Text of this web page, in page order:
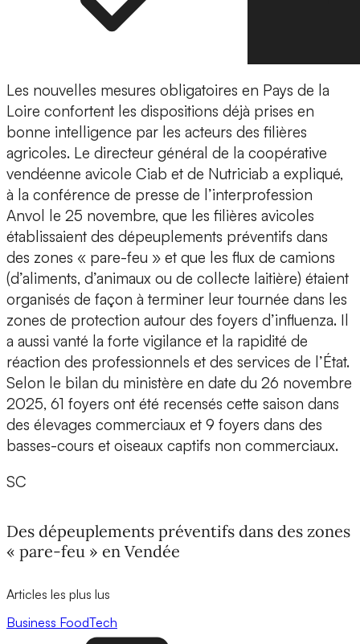
Les nouvelles mesures obligatoires en Pays de la
Loire confortent les dispositions déjà prises en
bonne intelligence par les acteurs des filières
agricoles. Le directeur général de la coopérative
vendéenne avicole Ciab et de Nutriciab a expliqué,
à la conférence de presse de l’interprofession
Anvol le 25 novembre, que les filières avicoles
établissaient des dépeuplements préventifs dans
des zones « pare-feu » et que les flux de camions
(d’aliments, d’animaux ou de collecte laitière) étaient
organisés de façon à terminer leur tournée dans les
zones de protection autour des foyers d’influenza. Il
a aussi vanté la forte vigilance et la rapidité de
réaction des professionnels et des services de l’État.
Selon le bilan du ministère en date du 26 novembre
2025, 61 foyers ont été recensés cette saison dans
des élevages commerciaux et 9 foyers dans des
basses-cours et oiseaux captifs non commerciaux.
SC
Des dépeuplements préventifs dans des zones
« pare-feu » en Vendée
Articles les plus lus
Business FoodTech